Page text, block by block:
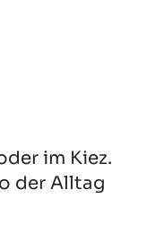
im Kiez.
der Alltag